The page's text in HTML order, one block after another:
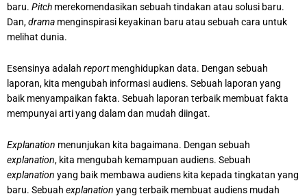
baru. Pitch merekomendasikan sebuah tindakan atau solusi baru.
Dan,drama menginspirasi keyakinan baru atau sebuah cara untuk
melihat dunia.
Esensinya adalah reportmenghidupkan data. Dengan sebuah
laporan, kita mengubah informasi audiens. Sebuah laporan yang
baik menyampaikan fakta. Sebuah laporan terbaik membuat fakta
mempunyai arti yang dalam dan mudah diingat.
Explanation menunjukan kita bagaimana. Dengan sebuah
explanation, kita mengubah kemampuan audiens. Sebuah
explanation yang baik membawa audiens kita kepada tingkatan yang
baru. Sebuah explanation yang terbaik membuat audiens mudah